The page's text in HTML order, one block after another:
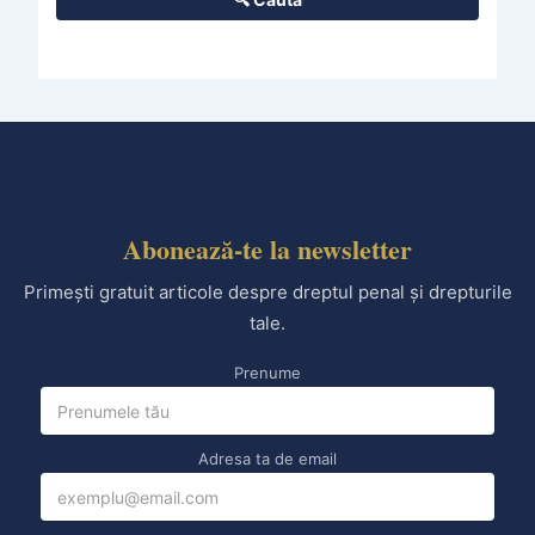
Abonează-te la newsletter
Primești gratuit articole despre dreptul penal și drepturile
tale.
Prenume
Adresa ta de email